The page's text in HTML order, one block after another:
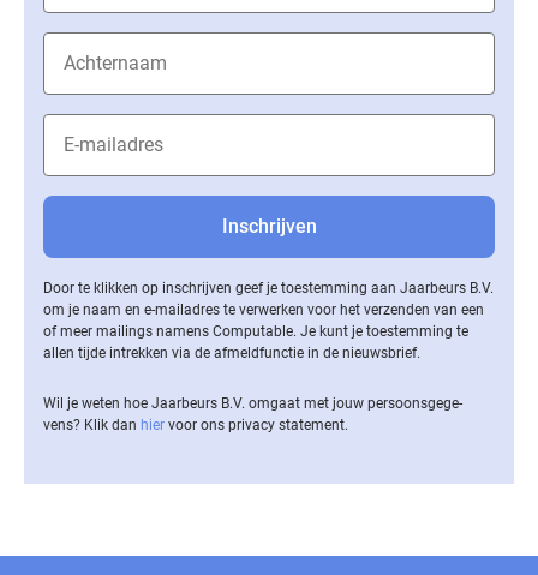
Door te klikken op inschrijven geef je toestemming aan Jaarbeurs B.V.
om je naam en e-mailadres te verwerken voor het verzenden van een
of meer mailings namens Computable. Je kunt je toestemming te
allen tijde intrekken via de af­meld­func­tie in de nieuwsbrief.
Wil je weten hoe Jaarbeurs B.V. omgaat met jouw per­soons­ge­ge­
vens? Klik dan hier voor ons privacy statement.